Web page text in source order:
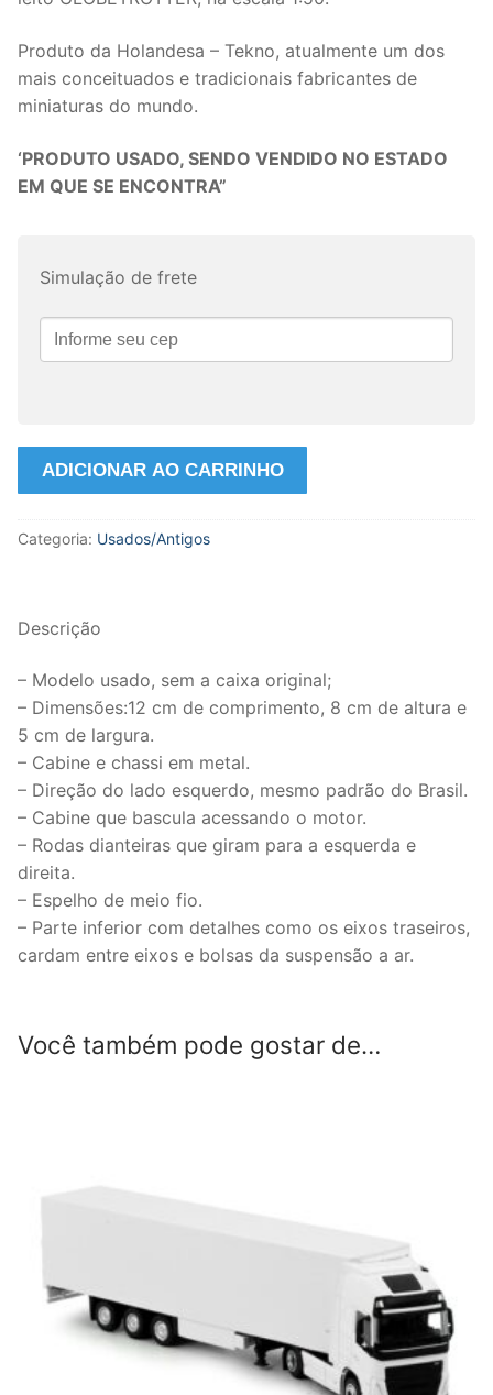
Produto da Holandesa – Tekno, atualmente um dos
mais conceituados e tradicionais fabricantes de
miniaturas do mundo.
‘PRODUTO USADO, SENDO VENDIDO NO ESTADO
EM QUE SE ENCONTRA”
Simulação de frete
Miniatura
Fh
Escala
Tekno
-
USADO.
quantidade
ADICIONAR AO CARRINHO
Categoria: Usados/Antigos
Descrição
– Modelo usado, sem a caixa original;
– Dimensões:12 cm de comprimento, 8 cm de altura e
5 cm de largura.
– Cabine e chassi em metal.
– Direção do lado esquerdo, mesmo padrão do Brasil.
– Cabine que bascula acessando o motor.
– Rodas dianteiras que giram para a esquerda e
direita.
– Espelho de meio fio.
– Parte inferior com detalhes como os eixos traseiros,
cardam entre eixos e bolsas da suspensão a ar.
Você também pode gostar de…